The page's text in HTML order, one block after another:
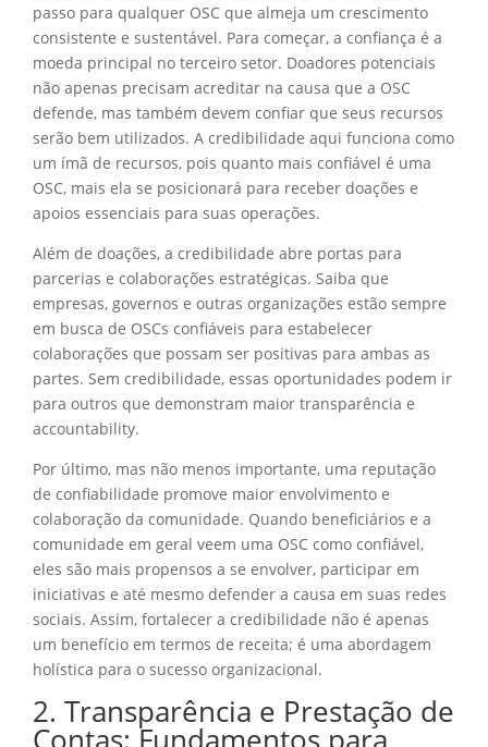
passo para qualquer OSC que almeja um crescimento
consistente e sustentável. Para começar, a confiança é a
moeda principal no terceiro setor. Doadores potenciais
não apenas precisam acreditar na causa que a OSC
defende, mas também devem confiar que seus recursos
serão bem utilizados. A credibilidade aqui funciona como
um ímã de recursos, pois quanto mais confiável é uma
OSC, mais ela se posicionará para receber doações e
apoios essenciais para suas operações.
Além de doações, a credibilidade abre portas para
parcerias e colaborações estratégicas. Saiba que
empresas, governos e outras organizações estão sempre
em busca de OSCs confiáveis para estabelecer
colaborações que possam ser positivas para ambas as
partes. Sem credibilidade, essas oportunidades podem ir
para outros que demonstram maior transparência e
accountability.
Por último, mas não menos importante, uma reputação
de confiabilidade promove maior envolvimento e
colaboração da comunidade. Quando beneficiários e a
comunidade em geral veem uma OSC como confiável,
eles são mais propensos a se envolver, participar em
iniciativas e até mesmo defender a causa em suas redes
sociais. Assim, fortalecer a credibilidade não é apenas
um benefício em termos de receita; é uma abordagem
holística para o sucesso organizacional.
2. Transparência e Prestação de